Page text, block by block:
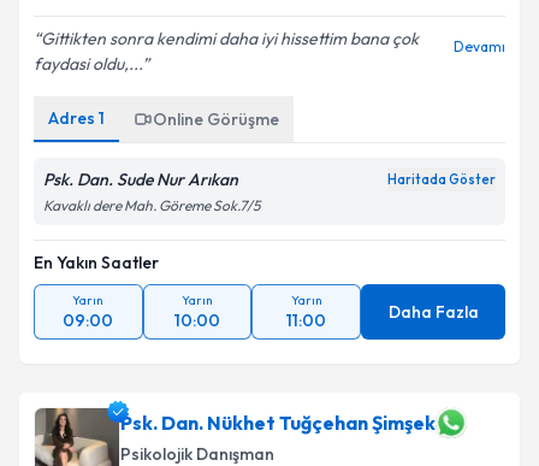
Gittikten sonra kendimi daha iyi hissettim bana çok
faydasi oldu,...
Devamı
Adres 1 Online Görüşme
Psk. Dan. Sude Nur Arıkan Haritada Göster
Kavaklı dere Mah. Göreme Sok.7/5
En Yakın Saatler
Yarın
09:00
Yarın
10:00
Yarın
11:00 Daha Fazla
Psk. Dan. Nükhet Tuğçehan Şimşek
Psikolojik Danışman